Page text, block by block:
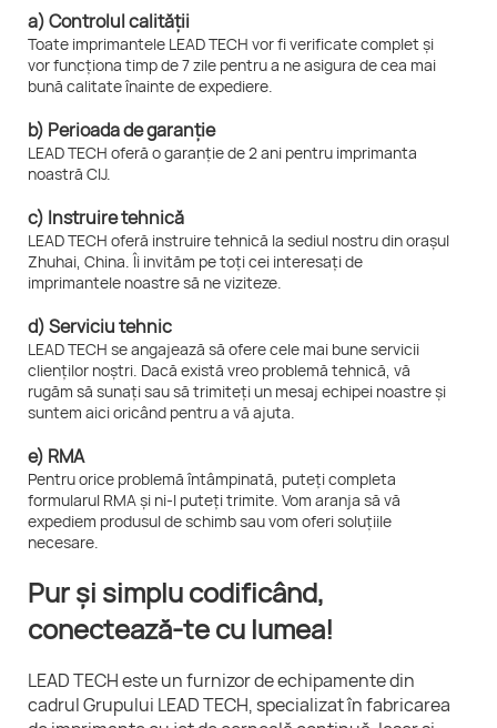
a) Controlul calității
Toate imprimantele LEAD TECH vor fi verificate complet și
vor funcționa timp de 7 zile pentru a ne asigura de cea mai
bună calitate înainte de expediere.
b) Perioada de garanție
LEAD TECH oferă o garanție de 2 ani pentru imprimanta
noastră CIJ.
c) Instruire tehnică
LEAD TECH oferă instruire tehnică la sediul nostru din orașul
Zhuhai, China. Îi invităm pe toți cei interesați de
imprimantele noastre să ne viziteze.
d) Serviciu tehnic
LEAD TECH se angajează să ofere cele mai bune servicii
clienților noștri. Dacă există vreo problemă tehnică, vă
rugăm să sunați sau să trimiteți un mesaj echipei noastre și
suntem aici oricând pentru a vă ajuta.
e) RMA
Pentru orice problemă întâmpinată, puteți completa
formularul RMA și ni-l puteți trimite. Vom aranja să vă
expediem produsul de schimb sau vom oferi soluțiile
necesare.
Pur și simplu codificând,
conectează-te cu lumea!
LEAD TECH este un furnizor de echipamente din
cadrul Grupului LEAD TECH, specializat în fabricarea